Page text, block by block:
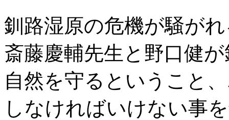
釧路湿原の危機が騒が
斎藤慶輔先生と野口健
自然を守るということ
しなければいけない事